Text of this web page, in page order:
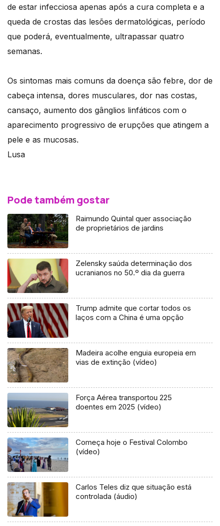
de estar infecciosa apenas após a cura completa e a
queda de crostas das lesões dermatológicas, período
que poderá, eventualmente, ultrapassar quatro
semanas.
Os sintomas mais comuns da doença são febre, dor de
cabeça intensa, dores musculares, dor nas costas,
cansaço, aumento dos gânglios linfáticos com o
aparecimento progressivo de erupções que atingem a
pele e as mucosas.
Lusa
Pode também gostar
Raimundo Quintal quer associação
de proprietários de jardins
Zelensky saúda determinação dos
ucranianos no 50.º dia da guerra
Trump admite que cortar todos os
laços com a China é uma opção
Madeira acolhe enguia europeia em
vias de extinção (vídeo)
Força Aérea transportou 225
doentes em 2025 (vídeo)
Começa hoje o Festival Colombo
(vídeo)
Carlos Teles diz que situação está
controlada (áudio)